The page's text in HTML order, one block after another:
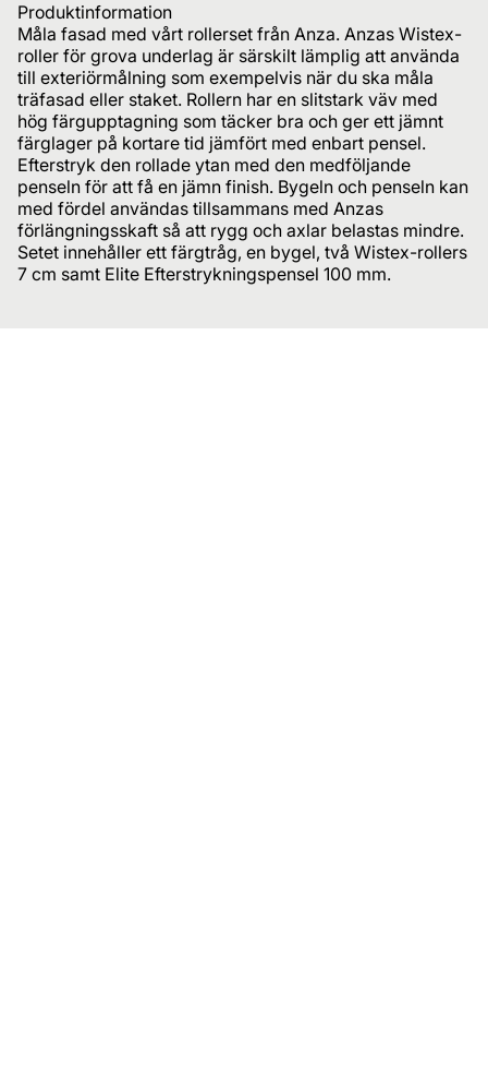
Produktinformation
Måla fasad med vårt rollerset från Anza. Anzas Wistex-
roller för grova underlag är särskilt lämplig att använda
till exteriörmålning som exempelvis när du ska måla
träfasad eller staket. Rollern har en slitstark väv med
hög färgupptagning som täcker bra och ger ett jämnt
färglager på kortare tid jämfört med enbart pensel.
Efterstryk den rollade ytan med den medföljande
penseln för att få en jämn finish. Bygeln och penseln kan
med fördel användas tillsammans med Anzas
förlängningsskaft så att rygg och axlar belastas mindre.
Setet innehåller ett färgtråg, en bygel, två Wistex-rollers
7 cm samt Elite Efterstrykningspensel 100 mm.